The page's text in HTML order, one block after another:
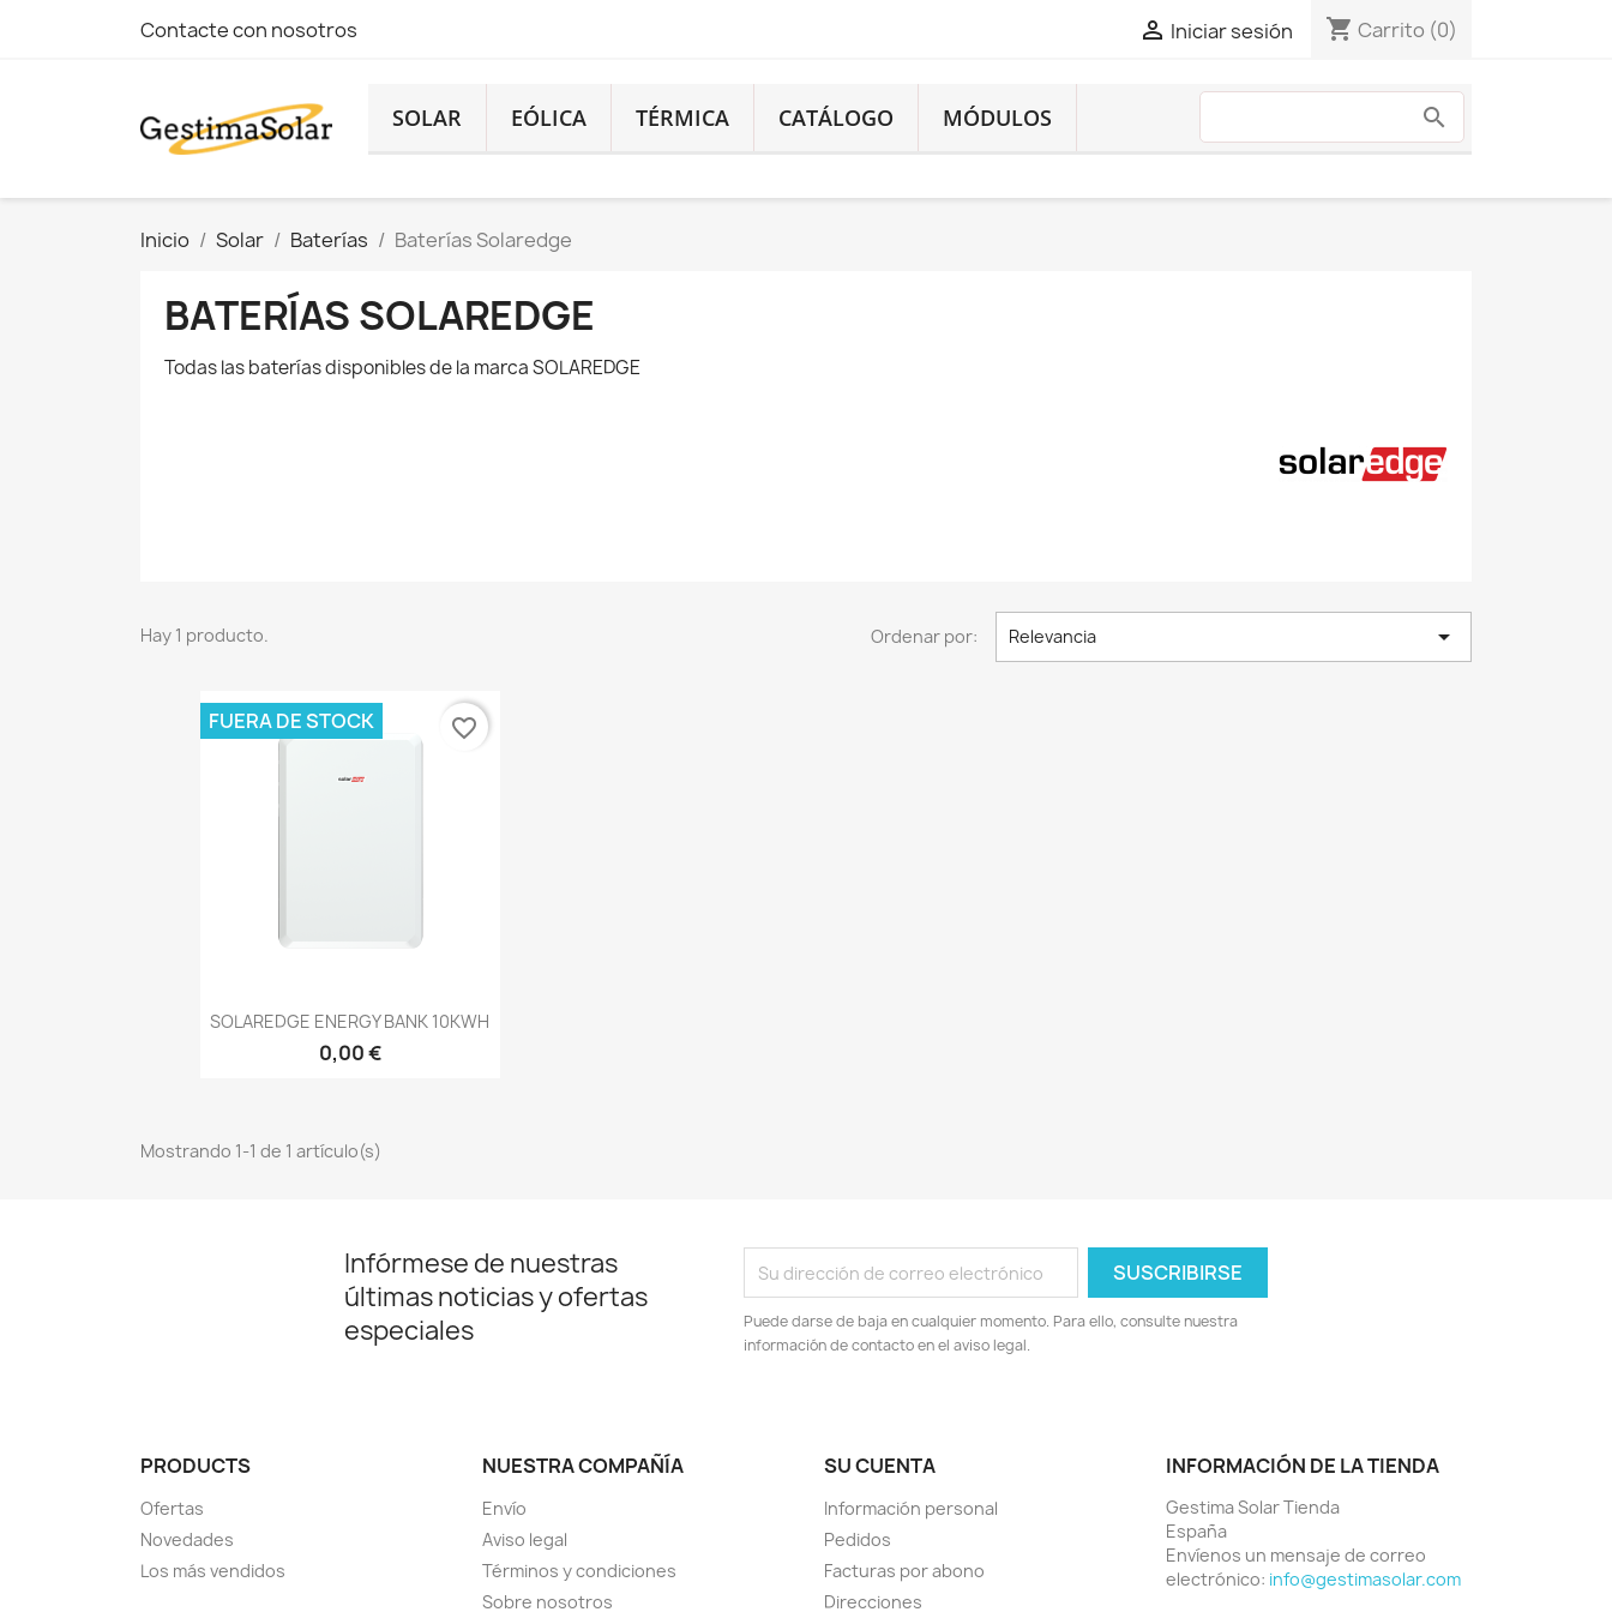
Contacte con nosotros  Iniciar sesión shopping_cart Carrito (0)
SOLAR EÓLICA TÉRMICA CATÁLOGO MÓDULOS
Inicio Solar Baterías Baterías Solaredge
BATERÍAS SOLAREDGE
Todas las baterías disponibles de la marca SOLAREDGE
Hay 1 producto. Ordenar por: Relevancia 
Vista rápida
SOLAREDGE ENERGY BANK 10KWH
0,00 €
FUERA DE STOCK favorite_border
Mostrando 1-1 de 1 artículo(s)
Infórmese de nuestras
últimas noticias y ofertas
especiales
Puede darse de baja en cualquier momento. Para ello, consulte nuestra
información de contacto en el aviso legal.
PRODUCTS
Ofertas
Novedades
Los más vendidos
NUESTRA COMPAÑÍA
Envío
Aviso legal
Términos y condiciones
Sobre nosotros
SU CUENTA
Información personal
Pedidos
Facturas por abono
Direcciones
INFORMACIÓN DE LA TIENDA
Gestima Solar Tienda
España
Envíenos un mensaje de correo
electrónico: info@gestimasolar.com